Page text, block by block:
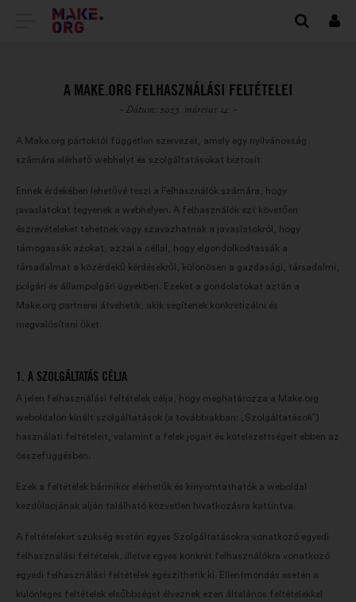
TOVÁBB
MAKE.ORG
FŐOLDALÁRA
A MAKE.ORG FELHASZNÁLÁSI FELTÉTELEI
- Dátum: 2023. március 14. -
A Make.org pártoktól független szervezet, amely egy nyilvánosság
számára elérhető webhelyt és szolgáltatásokat biztosít.
Ennek érdekében lehetővé teszi a Felhasználók számára, hogy
javaslatokat tegyenek a webhelyen. A felhasználók ezt követően
észrevételeket tehetnek vagy szavazhatnak a javaslatokról, hogy
támogassák azokat, azzal a céllal, hogy elgondolkodtassák a
társadalmat a közérdekű kérdésekről, különösen a gazdasági, társadalmi,
polgári és állampolgári ügyekben. Ezeket a gondolatokat aztán a
Make.org partnerei átvehetik, akik segítenek konkretizálni és
megvalósítani őket.
1. A SZOLGÁLTATÁS CÉLJA
A jelen felhasználási feltételek célja, hogy meghatározza a Make.org
weboldalon kínált szolgáltatások (a továbbiakban: „Szolgáltatások”)
használati feltételeit, valamint a felek jogait és kötelezettségeit ebben az
összefüggésben.
Ezek a feltételek bármikor elérhetők és kinyomtathatók a weboldal
kezdőlapjának alján található közvetlen hivatkozásra kattintva.
A feltételeket szükség esetén egyes Szolgáltatásokra vonatkozó egyedi
felhasználási feltételek, illetve egyes konkrét felhasználókra vonatkozó
egyedi felhasználási feltételek egészíthetik ki. Ellentmondás esetén a
különleges feltételek elsőbbséget élveznek ezen általános feltételekkel